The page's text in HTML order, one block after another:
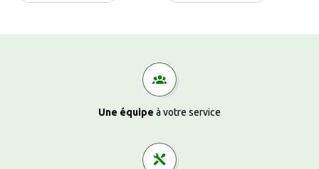
Une équipe à votre service